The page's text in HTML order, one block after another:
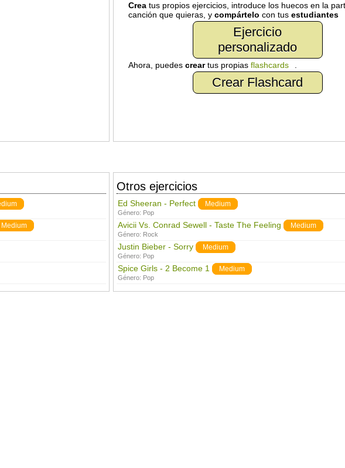
Creatus propios ejercicios, introduce los huecos en la
canción que quieras, y compártelo con tus estudiantes
Ejercicio
personalizado
Ahora, puedes creartus propias flashcards
Crear Flashcard
Medium
Otros ejercicios
Ed Sheeran - Perfect Medium
Género: Pop
Avicii Vs. Conrad Sewell - Taste The Feeling Medium
Género: Rock
Justin Bieber - Sorry Medium
Género: Pop
Spice Girls - 2 Become 1 Medium
Género: Pop